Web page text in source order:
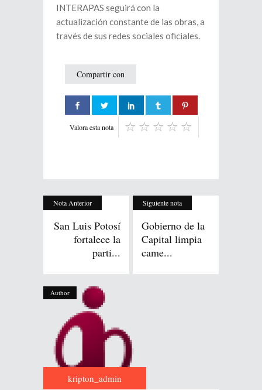
INTERAPAS seguirá con la
actualización constante de las obras, a
través de sus redes sociales oficiales.
Compartir con
Valora esta nota
Nota Anterior
San Luis Potosí
fortalece la
parti...
Siguiente nota
Gobierno de la
Capital limpia
came...
Author
kripton_admin